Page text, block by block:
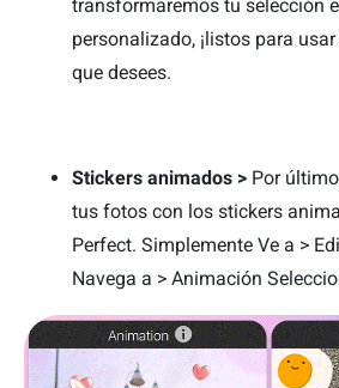
transformaremos tu selección
personalizado, ¡listos para
que desees.
Stickers animados > Por
tus fotos con los stickers
Perfect. Simplemente Ve a >
Navega a > Animación